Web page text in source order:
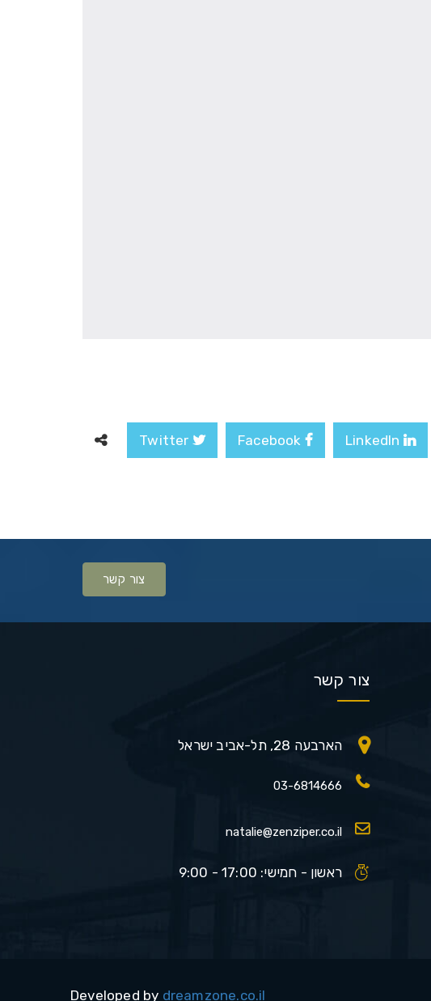
צור קשר
צור קשר
הארבעה 28, תל-אביב ישראל
03-6814666
natalie@zenziper.co.il
ראשון - חמישי: 17:00 - 9:00
Developed by dreamzone.co.il